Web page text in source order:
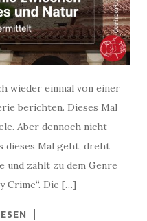
wieder einmal von einer
berichten. Dieses Mal
Aber dennoch nicht
dieses Mal geht, dreht
und zählt zu dem Genre
Crime“. Die […]